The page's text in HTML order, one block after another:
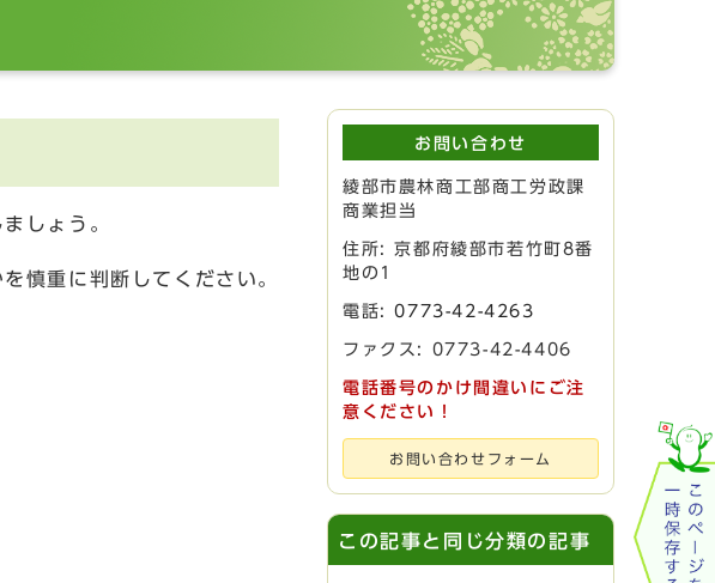
しょう。
慎重に判断してください。
お問い合わせ
綾部市農林商工部商工労政課
商業担当
住所: 京都府綾部市若竹町8番
地の1
電話:0773-42-4263
ファクス: 0773-42-4406
電話番号のかけ間違いにご注
意ください！
お問い合わせフォーム
この記事と同じ分類の記事